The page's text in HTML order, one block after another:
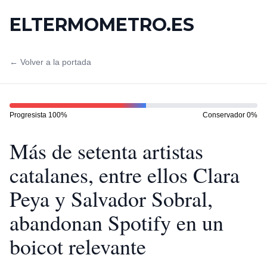
ELTERMOMETRO.ES
← Volver a la portada
Progresista 100% Conservador 0%
Más de setenta artistas
catalanes, entre ellos Clara
Peya y Salvador Sobral,
abandonan Spotify en un
boicot relevante